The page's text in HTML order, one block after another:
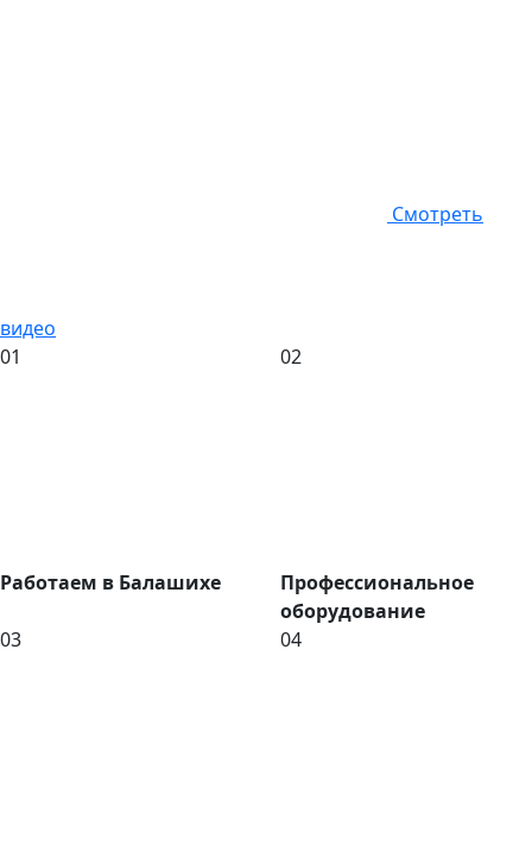
Смотреть
видео
01
Работаем в Балашихе
02
Профессиональное
оборудование
03
04